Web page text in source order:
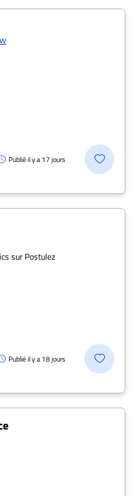
Publié il y a 17 jours
sur Postulez
Publié il y a 18 jours